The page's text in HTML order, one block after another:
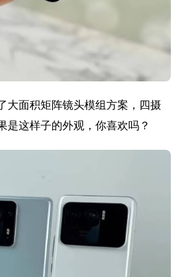
大面积矩阵镜头模组方案，四摄
是这样子的外观，你喜欢吗？